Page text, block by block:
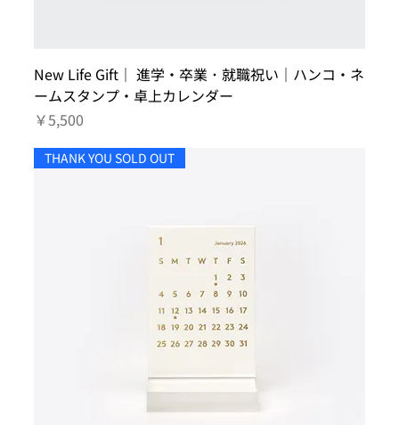
New Life Gift｜ 進学・卒業 ･ 就職祝い｜ハンコ・ネ
ームスタンプ・卓上カレンダー
価格
￥5,500
THANK YOU SOLD OUT